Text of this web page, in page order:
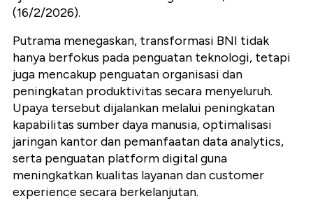
(16/2/2026).
Putrama menegaskan, transformasi BNI tidak
hanya berfokus pada penguatan teknologi, tetapi
juga mencakup penguatan organisasi dan
peningkatan produktivitas secara menyeluruh.
Upaya tersebut dijalankan melalui peningkatan
kapabilitas sumber daya manusia, optimalisasi
jaringan kantor dan pemanfaatan data analytics,
serta penguatan platform digital guna
meningkatkan kualitas layanan dan customer
experience secara berkelanjutan.